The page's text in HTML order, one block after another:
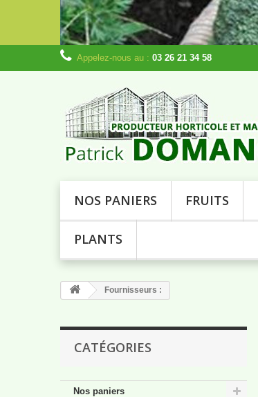
Appelez-nous au : 03 26 21 34 58
NOS PANIERS FRUITS
PLANTS
Fournisseurs :
CATÉGORIES
Nos paniers